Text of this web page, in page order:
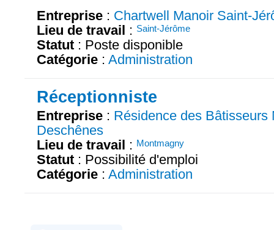
Entreprise : Chartwell Manoir Saint-
Lieu de travail : Saint-Jérôme
Statut : Poste disponible
Catégorie : Administration
Réceptionniste
Entreprise : Résidence des Bâtisseurs
Deschênes
Lieu de travail : Montmagny
Statut : Possibilité d'emploi
Catégorie : Administration